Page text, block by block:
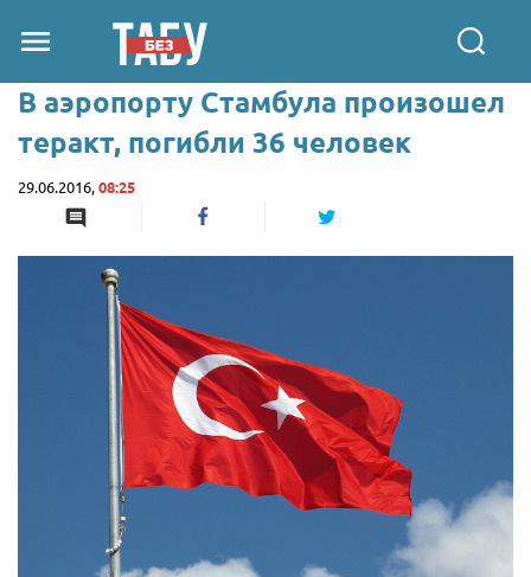
В аэропорту Стамбула произошел
теракт, погибли 36 человек
29.06.2016, 08:25